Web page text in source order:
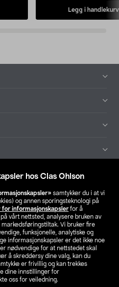
hos Clas Ohlson
samtykker du i at vi
og annen sporingsteknologi på
for informasjonskapsler for å
vårt nettsted, analysere bruken av
Vi bruker fire
funksjonelle, analytiske og
informasjonskapsler er det ikke noe
nødvendige for at nettstedet skal
å skreddersy dine valg, kan du
er frivillig og kan trekkes
dine innstillinger for
oss for veiledning.
Legg i handlekurv
din butikk
NO FI